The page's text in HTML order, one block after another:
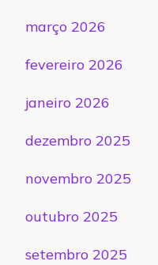
março 2026
fevereiro 2026
janeiro 2026
dezembro 2025
novembro 2025
outubro 2025
setembro 2025